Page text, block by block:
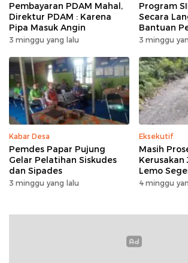
Pembayaran PDAM Mahal,
Direktur PDAM : Karena
Pipa Masuk Angin
3 minggu yang lalu
Program
Secara
Bantuan
Desa
3 minggu
Kabar Desa
Pemdes Papar Pujung
Gelar Pelatihan Siskudes
dan Sipades
3 minggu yang lalu
Eksekutif
Masih
Kerusakan
Lemo
Tahun Ini
4 minggu